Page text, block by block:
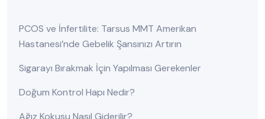
PCOS ve İnfertilite: Tarsus MMT Amerikan
Hastanesi’nde Gebelik Şansınızı Artırın
Sigarayı Bırakmak İçin Yapılması Gerekenler
Doğum Kontrol Hapı Nedir?
Ağız Kokusu Nasıl Giderilir?